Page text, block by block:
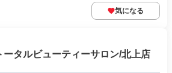
気になる
ータルビューティーサロン/北上店